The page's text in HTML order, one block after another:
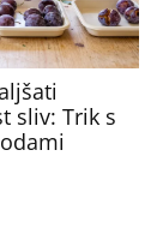
sliv: Trik s